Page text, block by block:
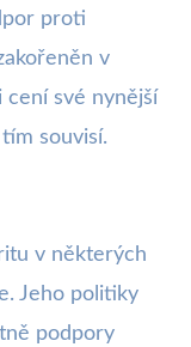
proti
v
cení své nynější
souvisí.
v některých
Jeho politiky
podpory